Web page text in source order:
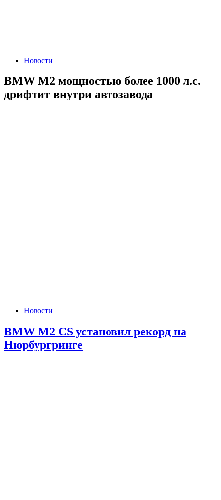
Новости
BMW M2 мощностью более 1000 л.с.
дрифтит внутри автозавода
Новости
BMW M2 CS установил рекорд на
Нюрбургринге